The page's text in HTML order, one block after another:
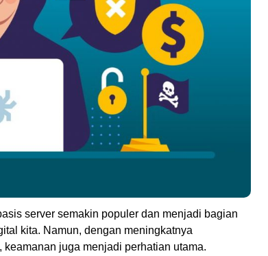
server semakin populer dan menjadi bagian
kita. Namun, dengan meningkatnya
juga menjadi perhatian utama.